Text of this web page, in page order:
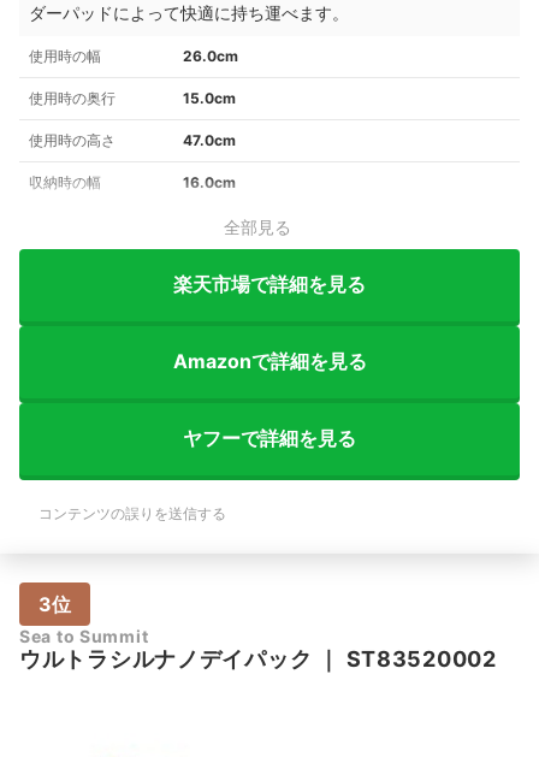
ダーパッドによって快適に持ち運べます。
使用時の幅 26.0cm
使用時の奥行 15.0cm
使用時の高さ 47.0cm
収納時の幅 16.0cm
全部見る
楽天市場で詳細を見る
Amazonで詳細を見る
ヤフーで詳細を見る
コンテンツの誤りを送信する
3位
Sea to Summit
ウルトラシルナノデイパック ｜ ST83520002